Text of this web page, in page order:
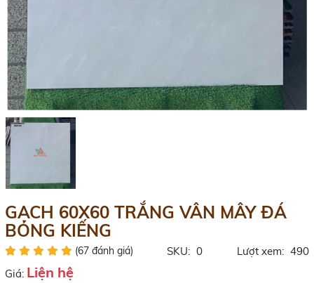
GẠCH 60X60 TRẮNG VÂN MÂY ĐÁ
BÓNG KIẾNG
(67 đánh giá) SKU: 0 Lượt xem: 490
Giá: Liện hệ